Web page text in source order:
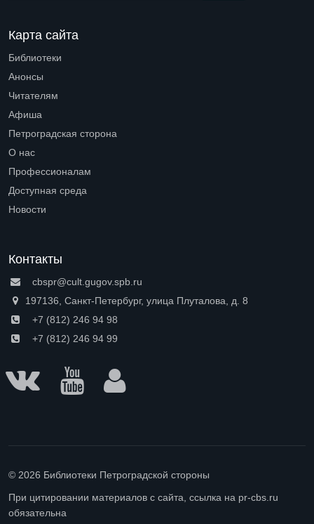
Карта сайта
Библиотеки
Анонсы
Читателям
Афиша
Петроградская сторона
О нас
Профессионалам
Доступная среда
Новости
Контакты
cbspr@cult.gugov.spb.ru
197136, Санкт-Петербург, улица Плуталова, д. 8
+7 (812) 246 94 98
+7 (812) 246 94 99
© 2026 Библиотеки Петроградской стороны
При цитировании материалов с сайта, ссылка на pr-cbs.ru
обязательна